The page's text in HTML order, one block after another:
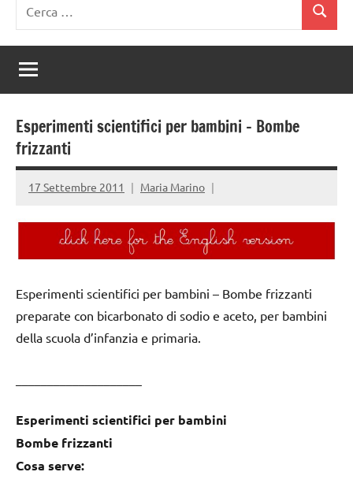
per:
Cerca
Esperimenti scientifici per bambini – Bombe
frizzanti
17 Settembre 2011 Maria Marino
Esperimenti scientifici per bambini – Bombe frizzanti
preparate con bicarbonato di sodio e aceto, per bambini
della scuola d’infanzia e primaria.
Esperimenti scientifici per bambini
Bombe frizzanti
Cosa serve: